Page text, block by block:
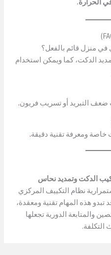
منزل قائم بالفعل؟
الدكت، كما ويمكن استخدام
ضعف التبريد أو تسريب فريون.
خاصة ومعرفة تقنية دقيقة.
الدكت وتمديد نحاس
نظام التكييف المركزي
هذه المهام تقنية ومعقدة،
والمتابعة الدورية تجعلها